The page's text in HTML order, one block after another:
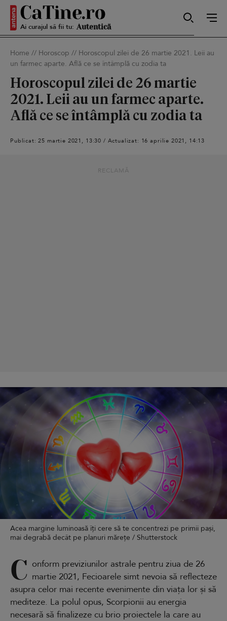
Ai curajul să fii tu: Sexy
Smart
Home // Horoscop // Horoscopul zilei de 26 martie 2021. Leii au
un farmec aparte. Află ce se întâmplă cu zodia ta
Horoscopul zilei de 26 martie
2021. Leii au un farmec aparte.
Află ce se întâmplă cu zodia ta
Publicat: 25 martie 2021, 13:30 / Actualizat: 16 aprilie 2021, 14:13
RECLAMĂ
Acea margine luminoasă îți cere să te concentrezi pe primii pași,
mai degrabă decât pe planuri mărețe / Shutterstock
C onform previziunilor astrale pentru ziua de 26
martie 2021, Fecioarele simt nevoia să reflecteze
asupra celor mai recente evenimente din viața lor și să
mediteze. La polul opus, Scorpionii au energia
necesară să finalizeze cu brio proiectele la care au